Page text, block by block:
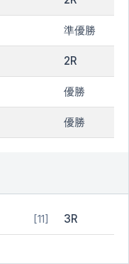
準優勝
2R
優勝
優勝
[11] 3R